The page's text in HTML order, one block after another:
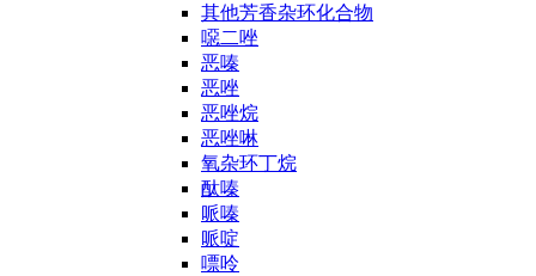
其他芳香杂环化合物
噁二唑
恶嗪
恶唑
恶唑烷
恶唑啉
氧杂环丁烷
酞嗪
哌嗪
哌啶
嘌呤